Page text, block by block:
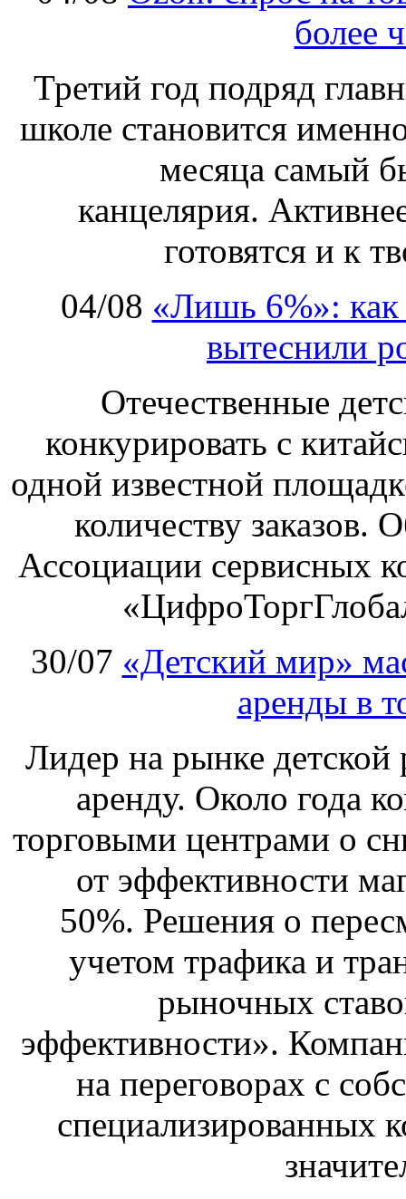
более
Третий год подряд
школе становится
месяца самый
канцелярия.
готовятся и к
04/08 «Лишь 6%»: как
вытеснили
Отечественные
конкурировать с
одной известной
количеству заказов.
Ассоциации сервисных
30/07 «Детский мир»
аренды в
Лидер на рынке детской
аренду. Около года
торговыми центрами о
от эффективности
50%. Решения о
учетом трафика и
рыночных
эффективности».
на переговорах с
специализированных